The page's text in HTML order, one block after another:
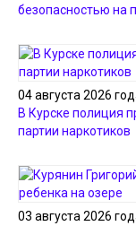
безопасностью на
04 августа 2026
В Курске полиция
партии наркотиков
03 августа 2026